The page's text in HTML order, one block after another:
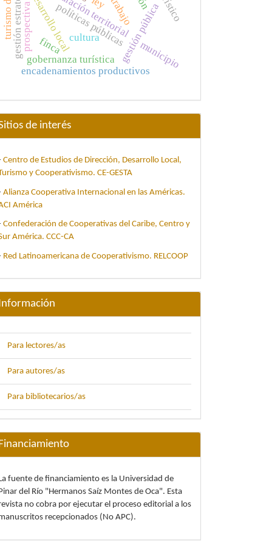
desarrollo local gestión pública
encadenamientos productivos
gobernanza turística
gestión estratégicaprospectiva políticas públicas
cultura
municipio
finca
de interés
Centro de Estudios de Dirección, Desarrollo Local,
y Cooperativismo. CE-GESTA
Alianza Cooperativa Internacional en las Américas.
América
Confederación de Cooperativas del Caribe, Centro y
América. CCC-CA
Red Latinoamericana de Cooperativismo. RELCOOP
Para lectores/as
Para autores/as
Para bibliotecarios/as
Financiamiento
fuente de financiamiento es la Universidad de
del Río "Hermanos Saíz Montes de Oca". Esta
no cobra por ejecutar el proceso editorial a los
recepcionados (No APC).